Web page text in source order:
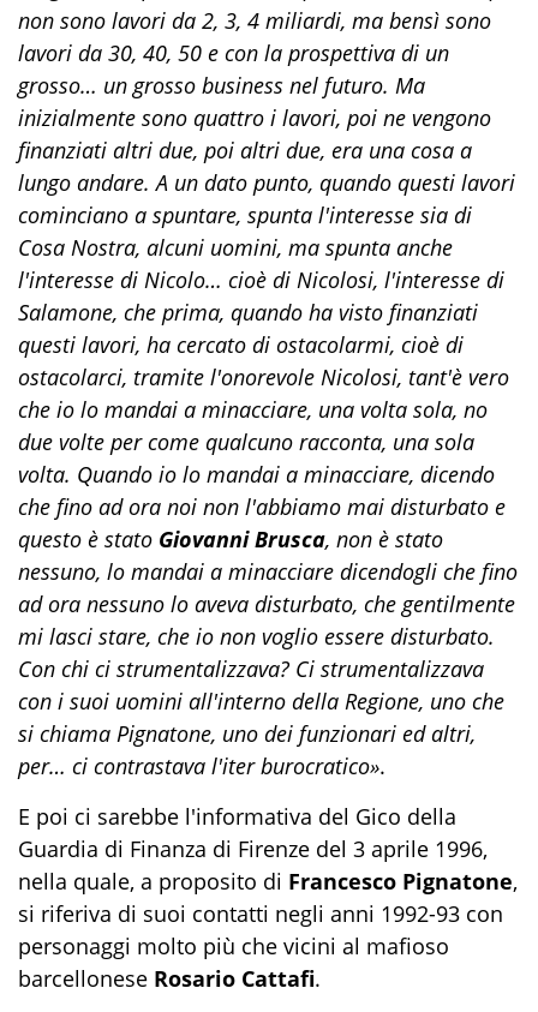
non sono lavori da 2, 3, 4 miliardi, ma bensì sono
lavori da 30, 40, 50 e con la prospettiva di un
grosso… un grosso business nel futuro. Ma
inizialmente sono quattro i lavori, poi ne vengono
finanziati altri due, poi altri due, era una cosa a
lungo andare. A un dato punto, quando questi lavori
cominciano a spuntare, spunta l'interesse sia di
Cosa Nostra, alcuni uomini, ma spunta anche
l'interesse di Nicolo… cioè di Nicolosi, l'interesse di
Salamone, che prima, quando ha visto finanziati
questi lavori, ha cercato di ostacolarmi, cioè di
ostacolarci, tramite l'onorevole Nicolosi, tant'è vero
che io lo mandai a minacciare, una volta sola, no
due volte per come qualcuno racconta, una sola
volta. Quando io lo mandai a minacciare, dicendo
che fino ad ora noi non l'abbiamo mai disturbato e
questo è stato Giovanni Brusca, non è stato
nessuno, lo mandai a minacciare dicendogli che fino
ad ora nessuno lo aveva disturbato, che gentilmente
mi lasci stare, che io non voglio essere disturbato.
Con chi ci strumentalizzava? Ci strumentalizzava
con i suoi uomini all'interno della Regione, uno che
si chiama Pignatone, uno dei funzionari ed altri,
per… ci contrastava l'iter burocratico».
E poi ci sarebbe l'informativa del Gico della
Guardia di Finanza di Firenze del 3 aprile 1996,
nella quale, a proposito di Francesco Pignatone,
si riferiva di suoi contatti negli anni 1992-93 con
personaggi molto più che vicini al mafioso
barcellonese Rosario Cattafi.